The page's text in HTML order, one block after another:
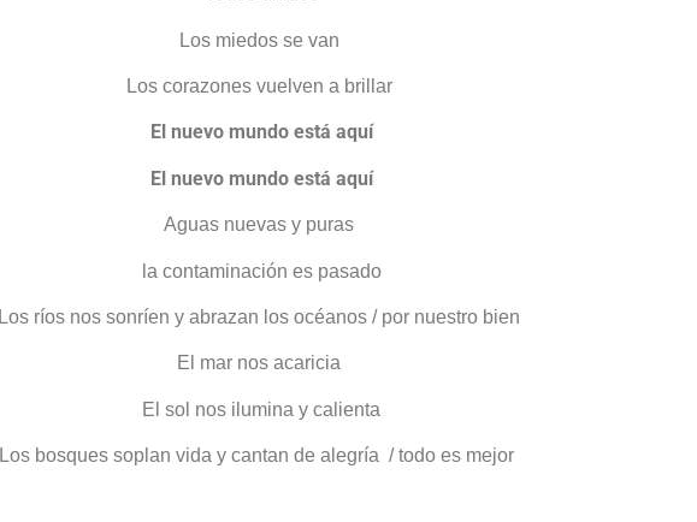
Los miedos se van
Los corazones vuelven a brillar
El nuevo mundo está aquí
El nuevo mundo está aquí
Aguas nuevas y puras
la contaminación es pasado
Los ríos nos sonríen y abrazan los océanos / por nuestro bien
El mar nos acaricia
El sol nos ilumina y calienta
Los bosques soplan vida y cantan de alegría / todo es mejor